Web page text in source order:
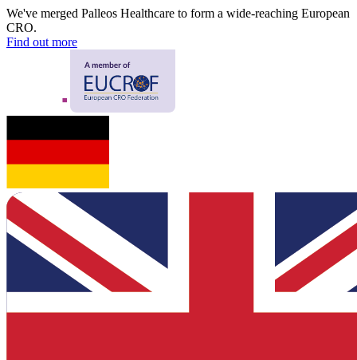
We've merged Palleos Healthcare to form a wide-reaching European
CRO.
Find out more